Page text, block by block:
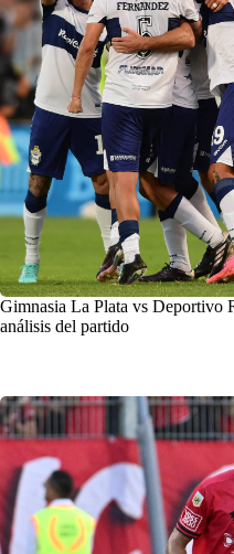
Gimnasia La Plata vs Deportivo
análisis del partido